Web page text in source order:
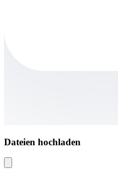
Dateien hochladen